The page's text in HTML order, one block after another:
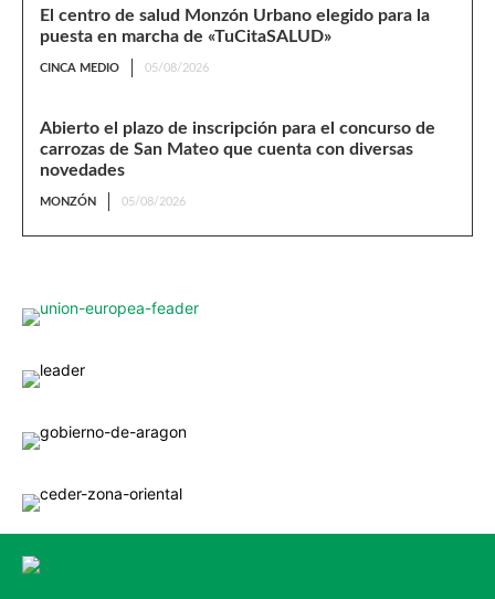
El centro de salud Monzón Urbano elegido para la
puesta en marcha de «TuCitaSALUD»
CINCA MEDIO 05/08/2026
Abierto el plazo de inscripción para el concurso de
carrozas de San Mateo que cuenta con diversas
novedades
MONZÓN 05/08/2026